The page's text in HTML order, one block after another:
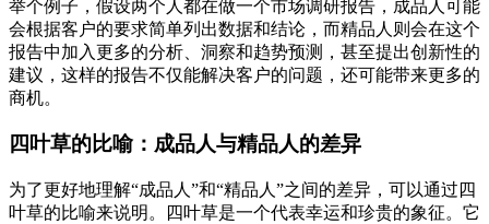
举个例子，假设两个人都在做一个市场调研报告，成品人可能
会根据客户的要求简单列出数据和结论，而精品人则会在这个
报告中加入更多的分析、洞察和趋势预测，甚至提出创新性的
建议，这样的报告不仅能解决客户的问题，还可能带来更多的
商机。
四叶草的比喻：成品人与精品人的差异
为了更好地理解“成品人”和“精品人”之间的差异，可以通过四
叶草的比喻来说明。四叶草是一个代表幸运和珍贵的象征。它